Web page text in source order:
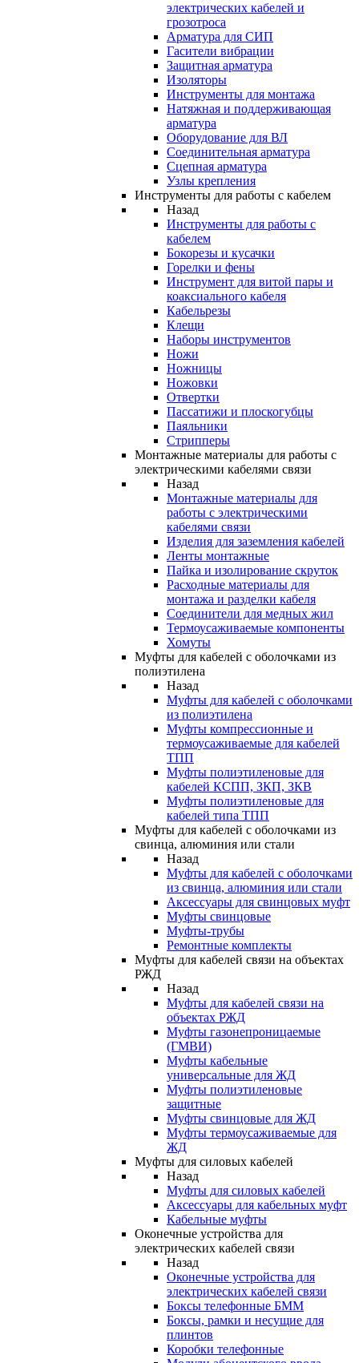
электрических кабелей и
грозотроса
Арматура для СИП
Гасители вибрации
Защитная арматура
Изоляторы
Инструменты для монтажа
Натяжная и поддерживающая
арматура
Оборудование для ВЛ
Соединительная арматура
Сцепная арматура
Узлы крепления
Инструменты для работы с кабелем
Назад
Инструменты для работы с
кабелем
Бокорезы и кусачки
Горелки и фены
Инструмент для витой пары и
коаксиального кабеля
Кабельрезы
Клещи
Наборы инструментов
Ножи
Ножницы
Ножовки
Отвертки
Пассатижи и плоскогубцы
Паяльники
Стрипперы
Монтажные материалы для работы с
электрическими кабелями связи
Назад
Монтажные материалы для
работы с электрическими
кабелями связи
Изделия для заземления кабелей
Ленты монтажные
Пайка и изолирование скруток
Расходные материалы для
монтажа и разделки кабеля
Соединители для медных жил
Термоусаживаемые компоненты
Хомуты
Муфты для кабелей с оболочками из
полиэтилена
Назад
Муфты для кабелей с оболочками
из полиэтилена
Муфты компрессионные и
термоусаживаемые для кабелей
ТПП
Муфты полиэтиленовые для
кабелей КСПП, ЗКП, ЗКВ
Муфты полиэтиленовые для
кабелей типа ТПП
Муфты для кабелей с оболочками из
свинца, алюминия или стали
Назад
Муфты для кабелей с оболочками
из свинца, алюминия или стали
Аксессуары для свинцовых муфт
Муфты свинцовые
Муфты-трубы
Ремонтные комплекты
Муфты для кабелей связи на объектах
РЖД
Назад
Муфты для кабелей связи на
объектах РЖД
Муфты газонепроницаемые
(ГМВИ)
Муфты кабельные
универсальные для ЖД
Муфты полиэтиленовые
защитные
Муфты свинцовые для ЖД
Муфты термоусаживаемые для
ЖД
Муфты для силовых кабелей
Назад
Муфты для силовых кабелей
Аксессуары для кабельных муфт
Кабельные муфты
Оконечные устройства для
электрических кабелей связи
Назад
Оконечные устройства для
электрических кабелей связи
Боксы телефонные БММ
Боксы, рамки и несущие для
плинтов
Коробки телефонные